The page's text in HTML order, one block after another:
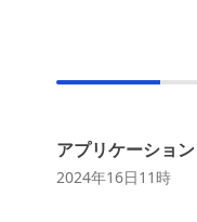
アプリケーション
2024年16日11時